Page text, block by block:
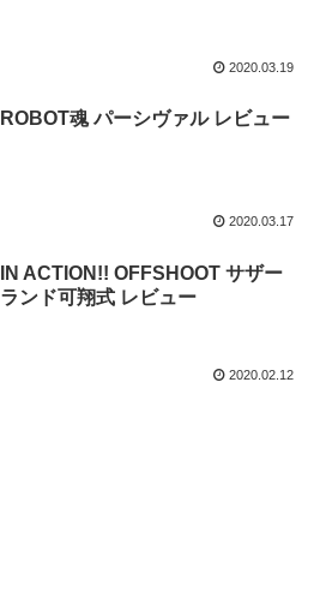
2020.03.19
ROBOT魂 パーシヴァル レビュー
2020.03.17
IN ACTION!! OFFSHOOT サザー
ランド可翔式 レビュー
2020.02.12